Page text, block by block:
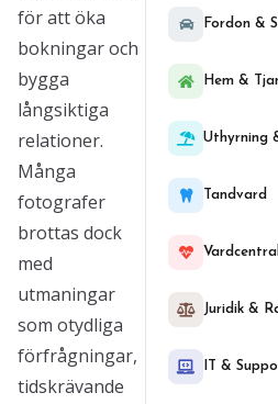
för att öka
bokningar och
bygga
långsiktiga
relationer.
Många
fotografer
brottas dock
med
utmaningar
som otydliga
förfrågningar,
tidskrävande
Fordon &
Hem &
Uthyrning
Tandvard
Juridik &
IT &